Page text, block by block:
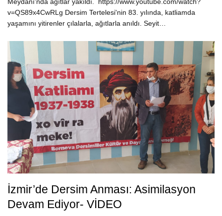
v=QS89x4CwRLg Dersim Tertelesi'nin 83. yılında, katliamda
yaşamını yitirenler çılalarla, ağıtlarla anıldı. Seyit…
İzmir’de Dersim Anması: Asimilasyon
Devam Ediyor- VİDEO